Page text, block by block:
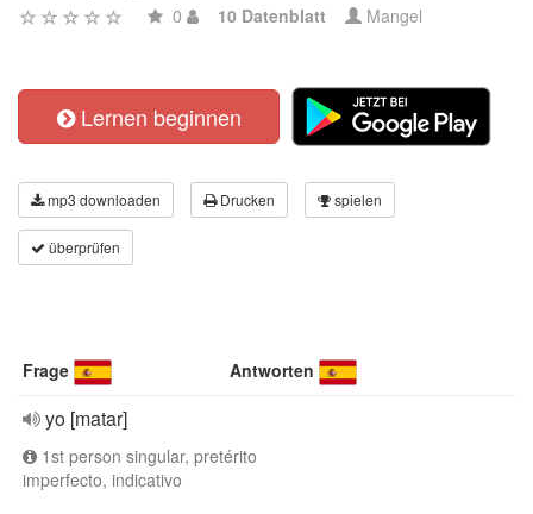
0 10 Datenblatt Mangel
Lernen beginnen
mp3 downloaden Drucken spielen
überprüfen
Frage Antworten
yo [matar]
1st person singular, pretérito
imperfecto, indicativo